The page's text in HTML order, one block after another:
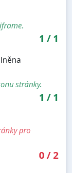
1 / 1
stránky.
1 / 1
pro
0/2